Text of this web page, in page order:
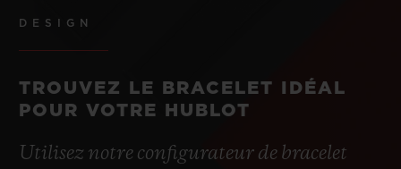
DESIGN
TROUVEZ LE BRACELET IDÉAL
POUR VOTRE HUBLOT
Utilisez notre configurateur de bracelet